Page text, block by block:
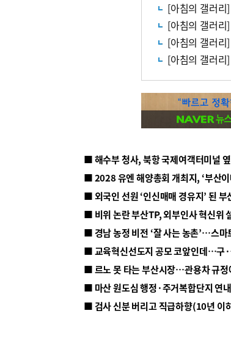
[아침의 갤러
[아침의 갤러
[아침의 갤러리
[아침의 갤러리
■ 해수부 청사, 북항 국제여객터미널
■ 2028 유엔 해양총회 개최지, ‘부산
■ 외국인 선원 ‘인신매매 경유지’ 된
■ 비위 논란 부산TP, 외부인사 혁신위
■ 르노 못 타는 부산시장…관용차 규정
■ 마산 원도심 행정·주거복합단지 연